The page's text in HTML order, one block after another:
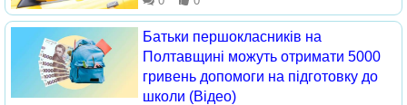
Батьки першокласників на
Полтавщині можуть отримати 5000
гривень допомоги на підготовку до
школи (Відео)